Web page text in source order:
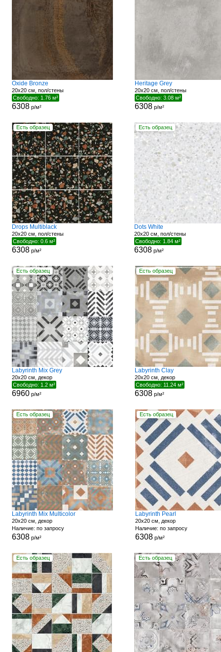
Oxide Bronze
20x20 см, пол/стены
Свободно: 1.76 м²
6308р/м²
Heritage Grey
20x20 см, пол/стены
Свободно: 3.08 м²
6308 р/м²
Есть образец
Drops Multiblack
20x20 см, пол/стены
Свободно: 0.6 м²
6308р/м²
Есть образец
Dots White
20x20 см, пол/стены
Свободно: 1.84 м²
6308 р/м²
Есть образец
Labyrinth Mix Grey
20x20 см, декор
Свободно: 1.2 м²
6960р/м²
Есть образец
Labyrinth Clay
20x20 см, декор
Свободно: 11.24 м²
6308р/м²
Есть образец
Labyrinth Mix Multicolor
20x20 см, декор
Наличие: по запросу
6308р/м²
Есть образец
Labyrinth Pearl
20x20 см, декор
Наличие: по запросу
6308р/м²
Есть образец Есть образец